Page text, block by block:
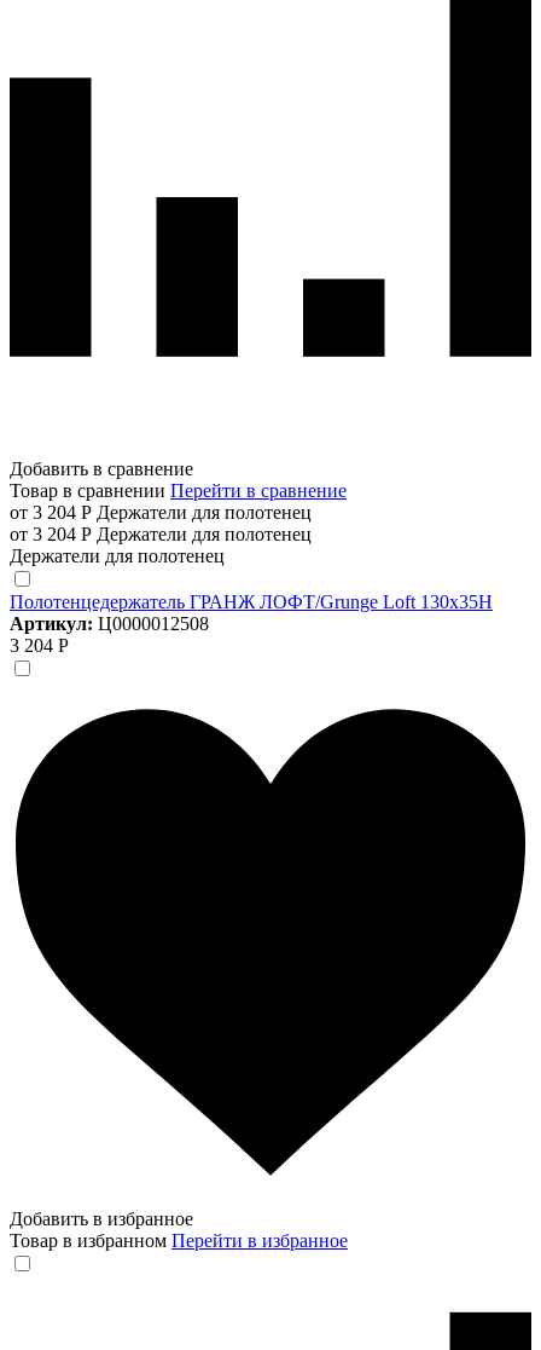
Добавить в сравнение
Товар в сравнении Перейти в сравнение
от 3 204 Р Держатели для полотенец
от 3 204 Р Держатели для полотенец
Держатели для полотенец
Полотенцедержатель ГРАНЖ ЛОФТ/Grunge Loft 130х35Н
Артикул: Ц0000012508
3 204 Р
Добавить в избранное
Товар в избранном Перейти в избранное